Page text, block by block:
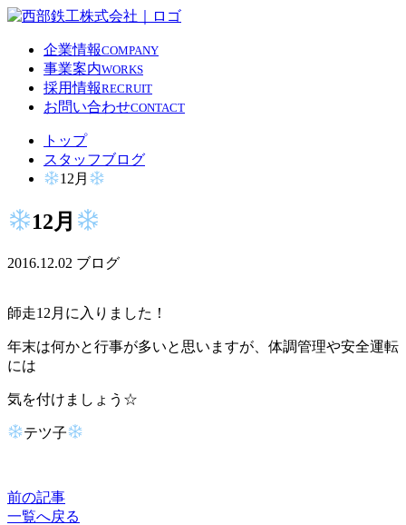
企業情報COMPANY
事業案内WORKS
採用情報RECRUIT
お問い合わせCONTACT
トップ
スタッフブログ
12月
12月
2016.12.02 ブログ
師走12月に入りました！
年末は何かと行事が多いと思いますが、体調管理や安全運転
には
気を付けましょう☆
テツ子
前の記事
一覧へ戻る